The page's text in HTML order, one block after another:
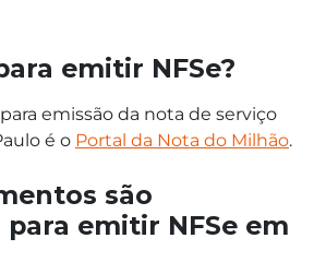
emitir NFSe?
emissão da nota de serviço
é o Portal da Nota do Milhão.
são
para emitir NFSe em